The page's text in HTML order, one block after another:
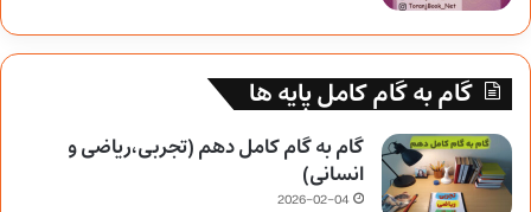
گام به گام کامل پایه ها
گام به گام کامل دهم (تجربی،ریاضی و
انسانی)
2026-02-04